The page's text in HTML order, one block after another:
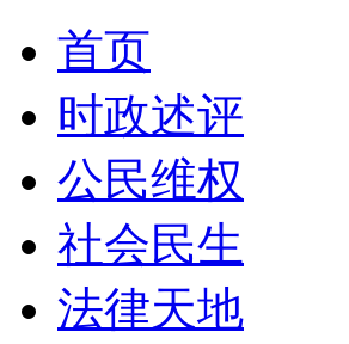
首页
时政述评
公民维权
社会民生
法律天地